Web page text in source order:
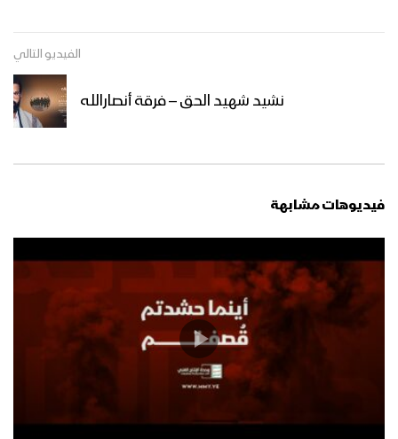
الفيديو التالي
نشيد شهيد الحق – فرقة أنصارالله
فيديوهات مشابهة